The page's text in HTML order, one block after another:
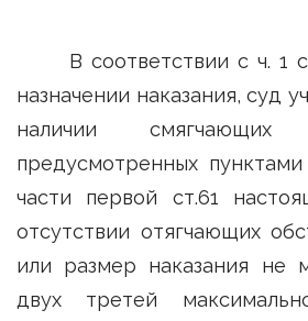
В соответствии с ч. 1
назначении наказания, суд
наличии смягчающих
предусмотренных
части первой ст.61
отсутствии отягчающих
или размер наказания не
двух третей